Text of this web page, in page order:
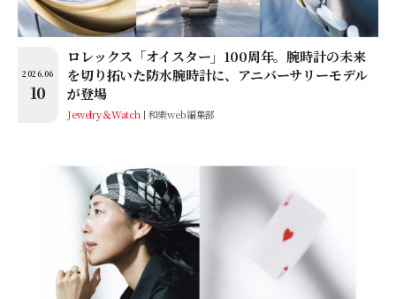
2026.06
10
ロレックス「オイスター」100周年。腕時計の未来
を切り拓いた防水腕時計に、アニバーサリーモデル
が登場
Jewelry＆Watch 和樂web編集部